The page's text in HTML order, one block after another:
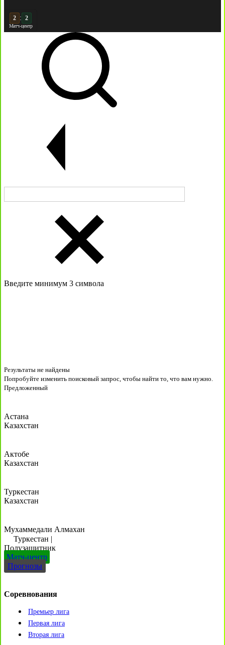
3 : 2
Матч-центр
Введите минимум 3 символа
Результаты не найдены
Попробуйте изменить поисковый запрос, чтобы найти то, что вам нужно.
Предложенный
Астана
Казахстан
Актобе
Казахстан
Туркестан
Казахстан
Мухаммедали Алмахан
Туркестан |
Полузащитник
Матч-центр
Прогнозы
Соревнования
Премьер лига
Первая лига
Вторая лига